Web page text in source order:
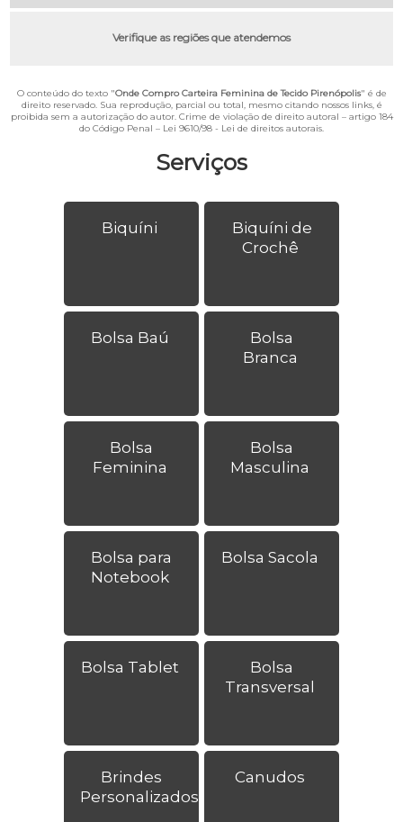
Serviços
Biquíni
Biquíni de
Crochê
Bolsa Baú
Bolsa
Branca
Bolsa
Feminina
Bolsa
Masculina
Bolsa para
Notebook
Bolsa Sacola
Bolsa Tablet
Bolsa
Transversal
Brindes
Personalizados
Canudos
Verifique as regiões que atendemos
O conteúdo do texto "Onde Compro Carteira Feminina de Tecido Pirenópolis" é de
direito reservado. Sua reprodução, parcial ou total, mesmo citando nossos links, é
proibida sem a autorização do autor. Crime de violação de direito autoral – artigo 184
do Código Penal – Lei 9610/98 - Lei de direitos autorais.